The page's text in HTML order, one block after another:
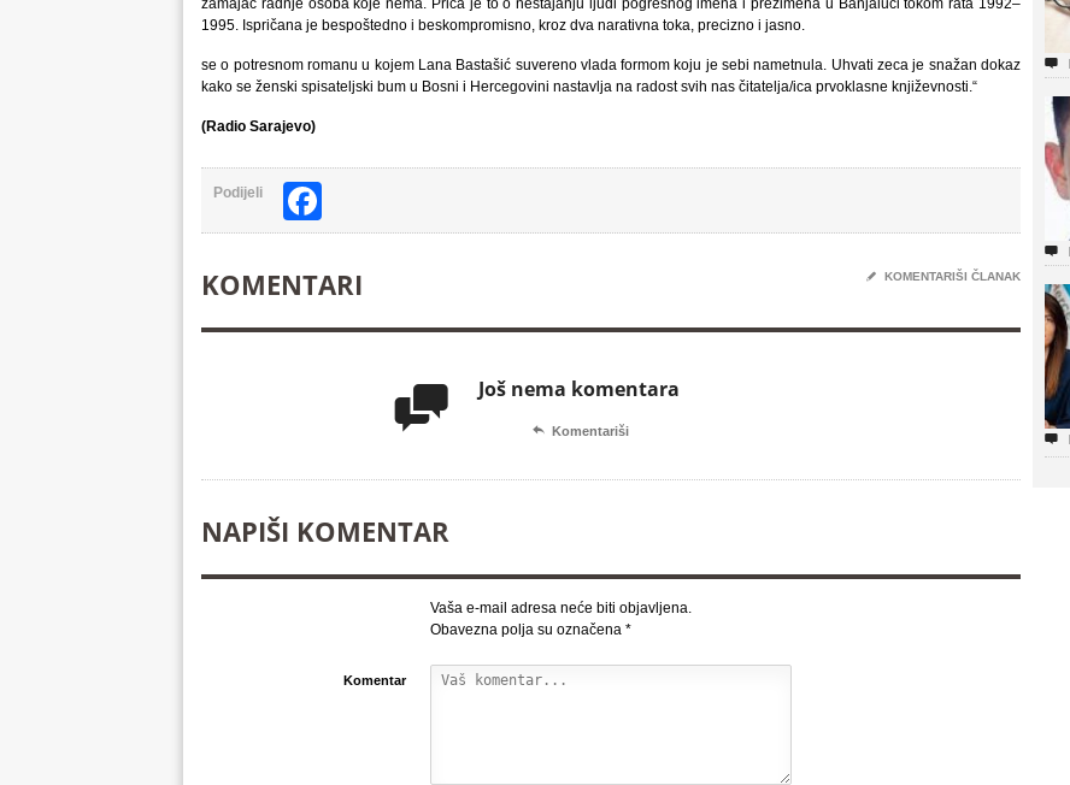
zamajac radnje osoba koje nema. Priča je to o nestajanju ljudi pogrešnog imena i prezimena u Banjaluci tokom rata 1992–
1995. Ispričana je bespoštedno i beskompromisno, kroz dva narativna toka, precizno i jasno.
se o potresnom romanu u kojem Lana Bastašić suvereno vlada formom koju je sebi nametnula. Uhvati zeca je snažan dokaz
kako se ženski spisateljski bum u Bosni i Hercegovini nastavlja na radost svih nas čitatelja/ica prvoklasne književnosti.“
(Radio Sarajevo)
Podijeli
KOMENTARI ✎ KOMENTARIŠI ČLANAK
 Još nema komentara
 Komentariši
NAPIŠI KOMENTAR
Vaša e-mail adresa neće biti objavljena.
Obavezna polja su označena *
Komentar


